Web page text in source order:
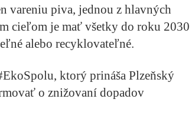
vareniu piva, jednou z hlavných
cieľom je mať všetky do roku 2030
alebo recyklovateľné.
ktorý prináša Plzeňský
o znižovaní dopadov